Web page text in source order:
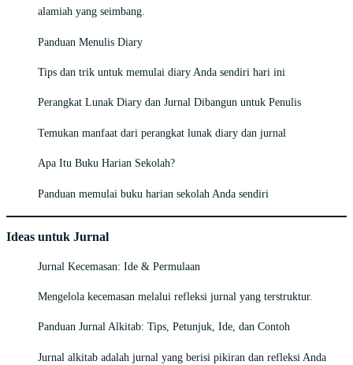
alamiah yang seimbang.
Panduan Menulis Diary
Tips dan trik untuk memulai diary Anda sendiri hari ini
Perangkat Lunak Diary dan Jurnal Dibangun untuk Penulis
Temukan manfaat dari perangkat lunak diary dan jurnal
Apa Itu Buku Harian Sekolah?
Panduan memulai buku harian sekolah Anda sendiri
Ideas untuk Jurnal
Jurnal Kecemasan: Ide & Permulaan
Mengelola kecemasan melalui refleksi jurnal yang terstruktur.
Panduan Jurnal Alkitab: Tips, Petunjuk, Ide, dan Contoh
Jurnal alkitab adalah jurnal yang berisi pikiran dan refleksi Anda